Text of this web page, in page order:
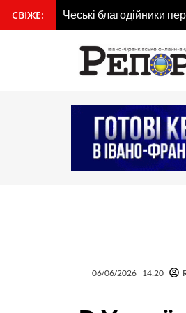
вмісту
СВІЖЕ: Чеські благодійники
06/06/2026 14:20